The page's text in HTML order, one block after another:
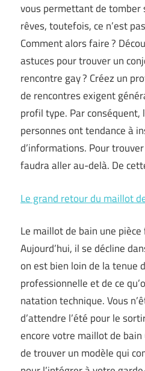
vous permettant de tomber
rêves, toutefois, ce n’est
Comment alors faire ?
astuces pour trouver un
rencontre gay ? Créez un
de rencontres exigent
profil type. Par conséquent,
personnes ont tendance à
d’informations. Pour
faudra aller au-delà. De
Le grand retour du maillot
Le maillot de bain une
Aujourd’hui, il se décline
on est bien loin de la tenue
professionnelle et de ce
natation technique. Vous
d’attendre l’été pour le
encore votre maillot de
de trouver un modèle qui